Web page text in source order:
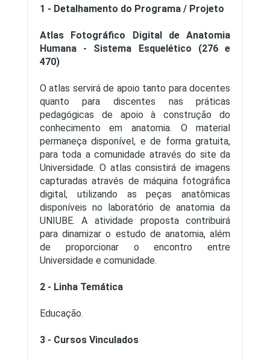
1 - Detalhamento do Programa / Projeto
Atlas Fotográfico Digital de Anatomia
Humana - Sistema Esquelético (276 e
470)
O atlas servirá de apoio tanto para docentes
quanto para discentes nas práticas
pedagógicas de apoio à construção do
conhecimento em anatomia. O material
permaneça disponível, e de forma gratuita,
para toda a comunidade através do site da
Universidade. O atlas consistirá de imagens
capturadas através de máquina fotográfica
digital, utilizando as peças anatômicas
disponíveis no laboratório de anatomia da
UNIUBE. A atividade proposta contribuirá
para dinamizar o estudo de anatomia, além
de proporcionar o encontro entre
Universidade e comunidade.
2 - Linha Temática
Educação.
3 - Cursos Vinculados